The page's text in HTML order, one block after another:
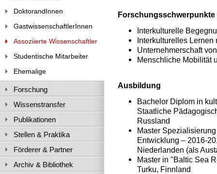
Forschungsschwerpunkte
Interkulturelle
Interkulturelles Lernen
Unternehmerschaft
Menschliche Mobilität
Ausbildung
Bachelor Diplom in
Staatliche
Russland
Master
Entwicklung – 2016-
Niederlanden (als
Master in "Baltic Sea
Turku, Finnland
DoktorandInnen
GastwissenschaftlerInnen
Assoziierte Wissenschaftler
Studentische Mitarbeiter
Ehemalige
Forschung
Wissenstransfer
Publikationen
Stellen & Praktika
Förderer & Partner
Archiv & Bibliothek